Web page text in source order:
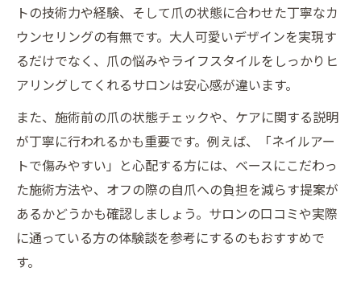
トの技術力や経験、そして爪の状態に合わせた丁寧なカ
ウンセリングの有無です。大人可愛いデザインを実現す
るだけでなく、爪の悩みやライフスタイルをしっかりヒ
アリングしてくれるサロンは安心感が違います。
また、施術前の爪の状態チェックや、ケアに関する説明
が丁寧に行われるかも重要です。例えば、「ネイルアー
トで傷みやすい」と心配する方には、ベースにこだわっ
た施術方法や、オフの際の自爪への負担を減らす提案が
あるかどうかも確認しましょう。サロンの口コミや実際
に通っている方の体験談を参考にするのもおすすめで
す。